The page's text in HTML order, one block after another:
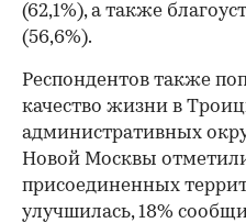
(62,1%), а также
(56,6%).
Респондентов также
качество жизни в
административных
Новой Москвы
присоединенных
улучшилась, 18%